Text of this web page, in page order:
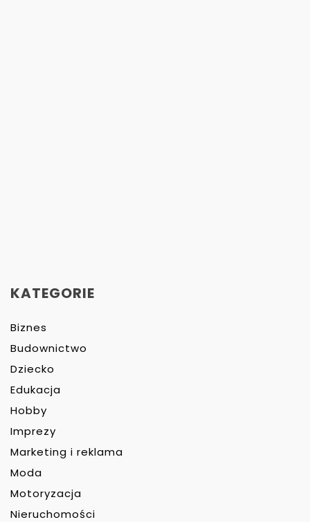
KATEGORIE
Biznes
Budownictwo
Dziecko
Edukacja
Hobby
Imprezy
Marketing i reklama
Moda
Motoryzacja
Nieruchomości